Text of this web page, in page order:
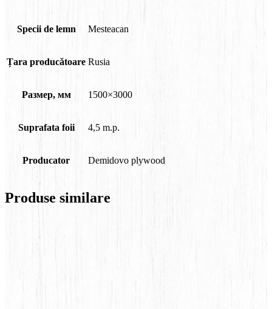
Specii de lemn Mesteacan
Țara producătoare Rusia
Размер, мм 1500×3000
Suprafata foii 4,5 m.p.
Producator Demidovo plywood
Produse similare